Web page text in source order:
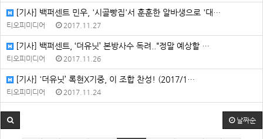
[기사] 백퍼센트 민우, '시골빵집'서 훈훈한 알바생으로 '대…
티오피미디어 2017.11.27
[기사] 백퍼센트, ‘더유닛’ 본방사수 독려..“정말 예상할 …
티오피미디어 2017.11.26
[기사] '더유닛’ 록현X기중, 이 조합 찬성! (2017/1…
티오피미디어 2017.11.24
날짜순